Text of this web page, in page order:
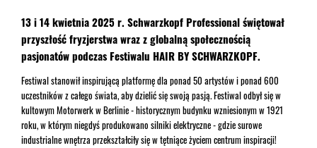
13 i 14 kwietnia 2025 r. Schwarzkopf Professional świętował
przyszłość fryzjerstwa wraz z globalną społecznością
pasjonatów podczas Festiwalu HAIR BY SCHWARZKOPF.
Festiwal stanowił inspirującą platformę dla ponad 50 artystów i ponad 600
uczestników z całego świata, aby dzielić się swoją pasją. Festiwal odbył się w
kultowym Motorwerk w Berlinie - historycznym budynku wzniesionym w 1921
roku, w którym niegdyś produkowano silniki elektryczne - gdzie surowe
industrialne wnętrza przekształciły się w tętniące życiem centrum inspiracji!